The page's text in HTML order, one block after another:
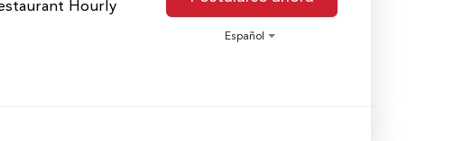
Hourly
Español